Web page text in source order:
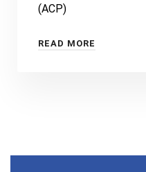
(ACP)
READ MORE